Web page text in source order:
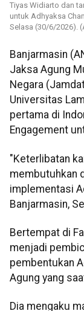
Tiyas Widiarto dan
untuk Adhyaksa
Selasa (30/6/2026).
Banjarmasin
Jaksa Agung
Negara
Universitas
pertama di
Engagement
"Keterlibatan
membutuhkan
implementasi
Banjarmasin,
Bertempat di
menjadi
pembentukan
Agung yang
Dia mengaku